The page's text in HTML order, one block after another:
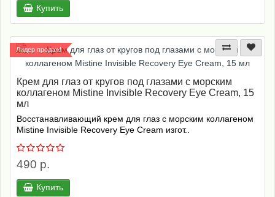
Купить
Лидер продаж!
Крем для глаз от кругов под глазами с морским
коллагеном Mistine Invisible Recovery Eye Cream, 15
мл
Восстанавливающий крем для глаз с морским коллагеном
Mistine Invisible Recovery Eye Cream изгот..
490 р.
Купить